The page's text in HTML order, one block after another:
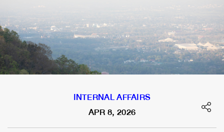
INTERNAL AFFAIRS
APR 8, 2026